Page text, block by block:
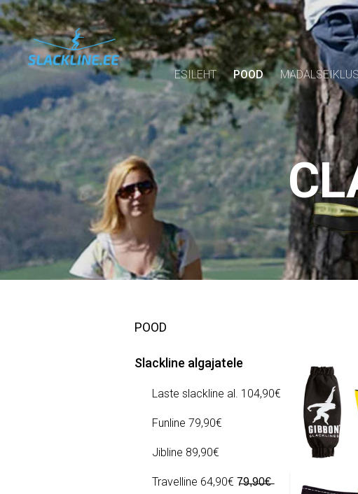
ESILEHT POOD
POOD
Slackline algajatele
Laste slackline al. 104,90€
Funline 79,90€
Jibline 89,90€
Travelline 64,90€ 7̶9̶,̶9̶0̶€̶